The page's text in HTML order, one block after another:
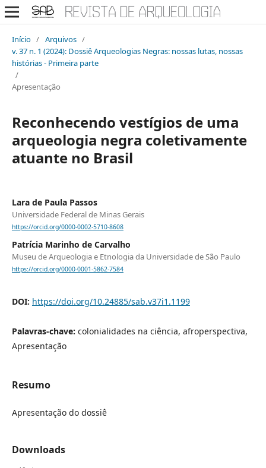
Início / Arquivos /
v. 37 n. 1 (2024): Dossiê Arqueologias Negras: nossas lutas, nossas
histórias - Primeira parte
/
Apresentação
Reconhecendo vestígios de uma
arqueologia negra coletivamente
atuante no Brasil
Lara de Paula Passos
Universidade Federal de Minas Gerais
https://orcid.org/0000-0002-5710-8608
Patrícia Marinho de Carvalho
Museu de Arqueologia e Etnologia da Universidade de São Paulo
https://orcid.org/0000-0001-5862-7584
DOI: https://doi.org/10.24885/sab.v37i1.1199
Palavras-chave: colonialidades na ciência, afroperspectiva,
Apresentação
Resumo
Apresentação do dossiê
Downloads